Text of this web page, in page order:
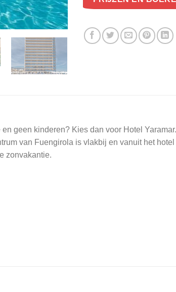
geen kinderen? Kies dan voor Hotel
van Fuengirola is vlakbij en vanuit het
zonvakantie.